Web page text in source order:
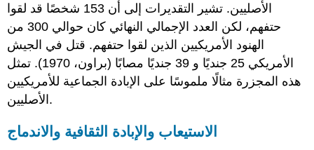
الأصليين. تشير التقديرات إلى أن 153 شخصًا قد لقوا
حتفهم، لكن العدد الإجمالي النهائي كان حوالي 300 من
الهنود الأمريكيين الذين لقوا حتفهم. قتل في الجيش
الأمريكي 25 جنديًا و 39 جنديًا مصابًا (براون، 1970). تمثل
هذه المجزرة مثالًا ملموسًا على الإبادة الجماعية للأمريكيين
الأصليين.
الاستيعاب والإبادة الثقافية والاندماج